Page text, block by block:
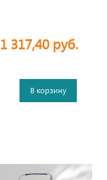
1 317,40 руб.
В корзину